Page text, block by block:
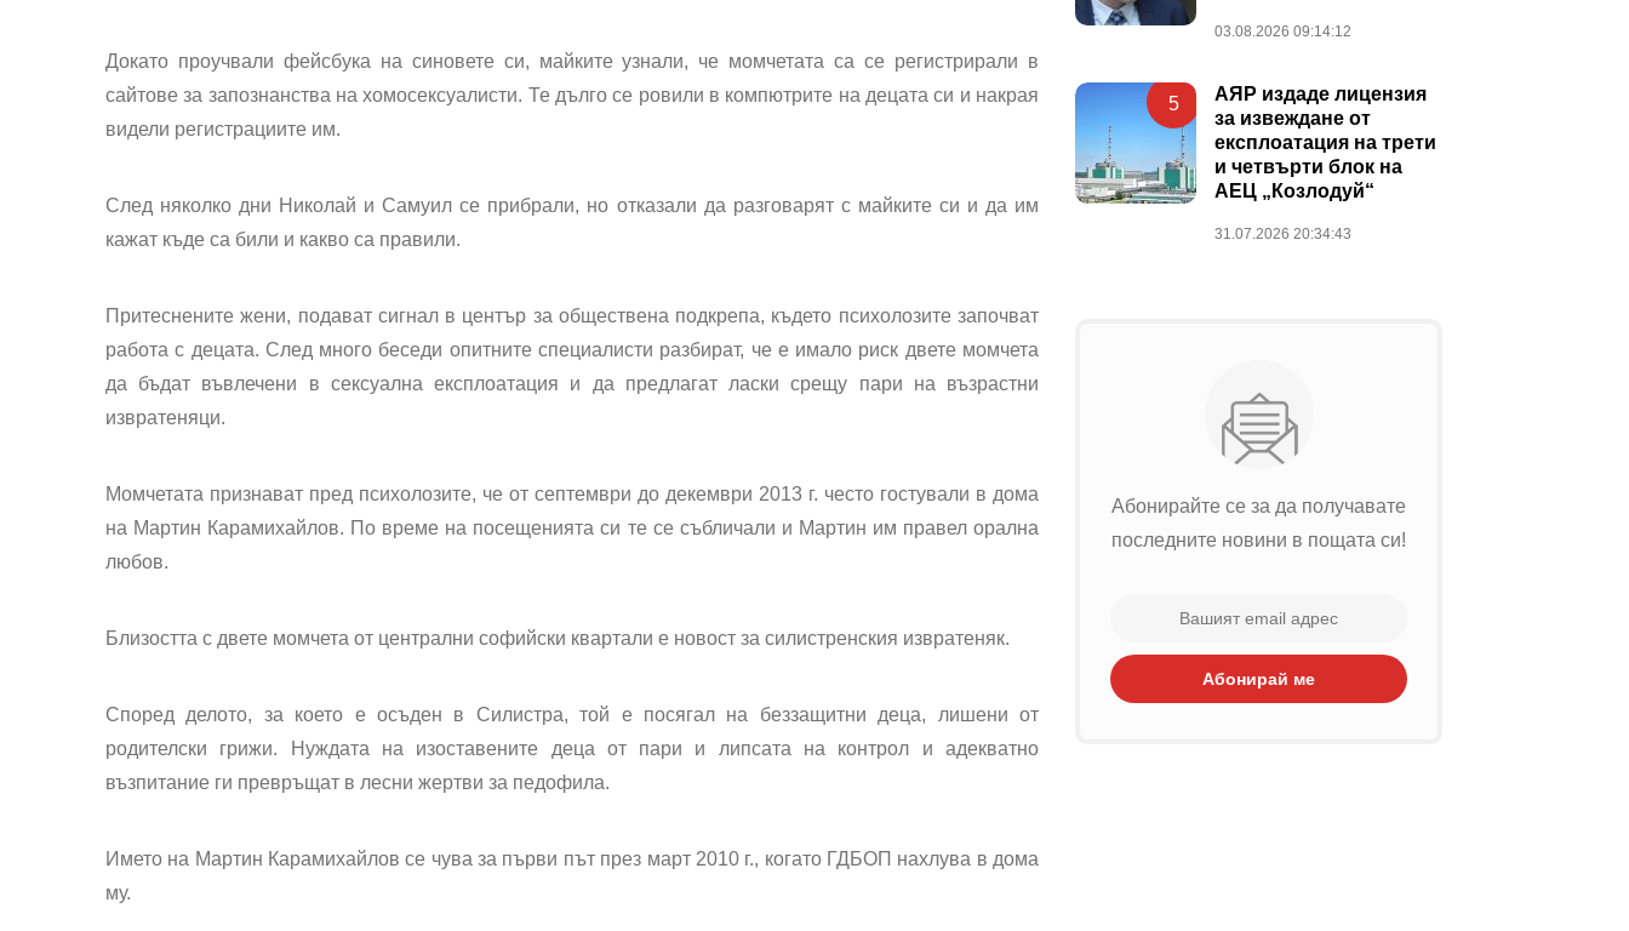
Докато проучвали фейсбука на синовете си, майките узнали, че момчетата са се регистрирали в
сайтове за запознанства на хомосексуалисти. Те дълго се ровили в компютрите на децата си и накрая
видели регистрациите им.
След няколко дни Николай и Самуил се прибрали, но отказали да разговарят с майките си и да им
кажат къде са били и какво са правили.
Притеснените жени, подават сигнал в център за обществена подкрепа, където психолозите започват
работа с децата. След много беседи опитните специалисти разбират, че е имало риск двете момчета
да бъдат въвлечени в сексуална експлоатация и да предлагат ласки срещу пари на възрастни
извратеняци.
Момчетата признават пред психолозите, че от септември до декември 2013 г. често гостували в дома
на Мартин Карамихайлов. По време на посещенията си те се събличали и Мартин им правел орална
любов.
Близостта с двете момчета от централни софийски квартали е новост за силистренския извратеняк.
Според делото, за което е осъден в Силистра, той е посягал на беззащитни деца, лишени от
родителски грижи. Нуждата на изоставените деца от пари и липсата на контрол и адекватно
възпитание ги превръщат в лесни жертви за педофила.
Името на Мартин Карамихайлов се чува за първи път през март 2010 г., когато ГДБОП нахлува в дома
му.
03.08.2026 09:14:12
5
АЯР издаде лицензия
за извеждане от
експлоатация на трети
и четвърти блок на
АЕЦ „Козлодуй“
31.07.2026 20:34:43
Абонирайте се за да получавате
последните новини в пощата си!
Абонирай ме